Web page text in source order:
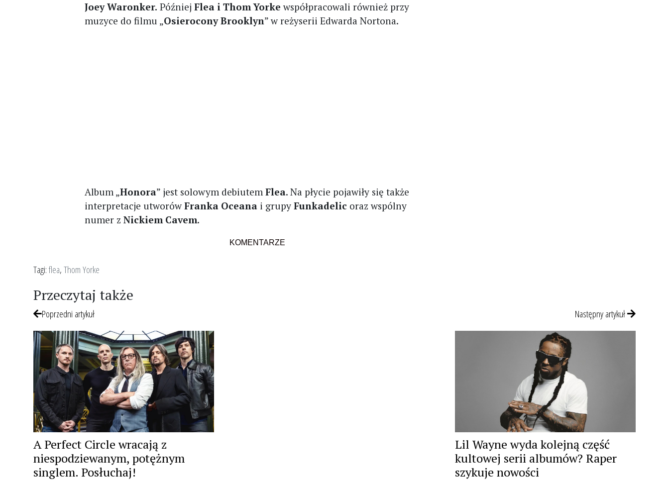
Joey Waronker. PóźniejFlea i Thom Yorke współpracowali również przy
muzyce do filmu „Osierocony Brooklyn” w reżyserii Edwarda Nortona.
Album „Honora” jest solowym debiutemFlea. Na płycie pojawiły się także
interpretacje utworówFranka Oceana i grupyFunkadelic oraz wspólny
numer zNickiem Cavem.
KOMENTARZE
Tagi:flea,Thom Yorke
Przeczytaj także
Poprzedni artykuł
A Perfect Circle wracają z
niespodziewanym, potężnym
singlem. Posłuchaj!
Następny artykuł
Lil Wayne wyda kolejną część
kultowej serii albumów? Raper
szykuje nowości